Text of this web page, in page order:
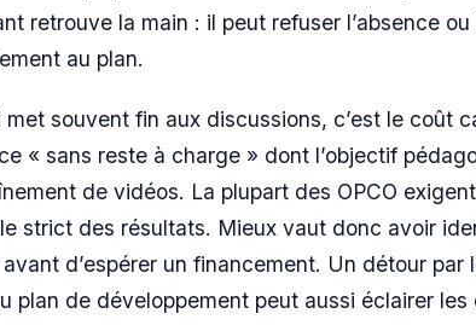
retrouve la main : il peut refuser l’absence
au plan.
met souvent fin aux discussions, c’est le coût
« sans reste à charge » dont l’objectif
de vidéos. La plupart des OPCO
strict des résultats. Mieux vaut donc avoir
avant d’espérer un financement. Un détour
plan de développement peut aussi éclairer